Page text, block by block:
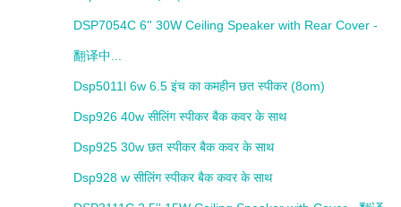
DSP7054C 6'' 30W Ceiling Speaker with Rear Cover -
翻译中...
Dsp5011l 6w 6.5 इंच का कमहीन छत स्पीकर (8om)
Dsp926 40w सीलिंग स्पीकर बैक कवर के साथ
Dsp925 30w छत स्पीकर बैक कवर के साथ
Dsp928 w सीलिंग स्पीकर बैक कवर के साथ